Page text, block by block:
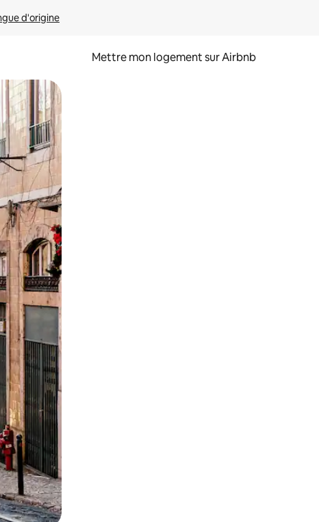
d'origine
Mettre mon logement sur Airbnb
glisser.